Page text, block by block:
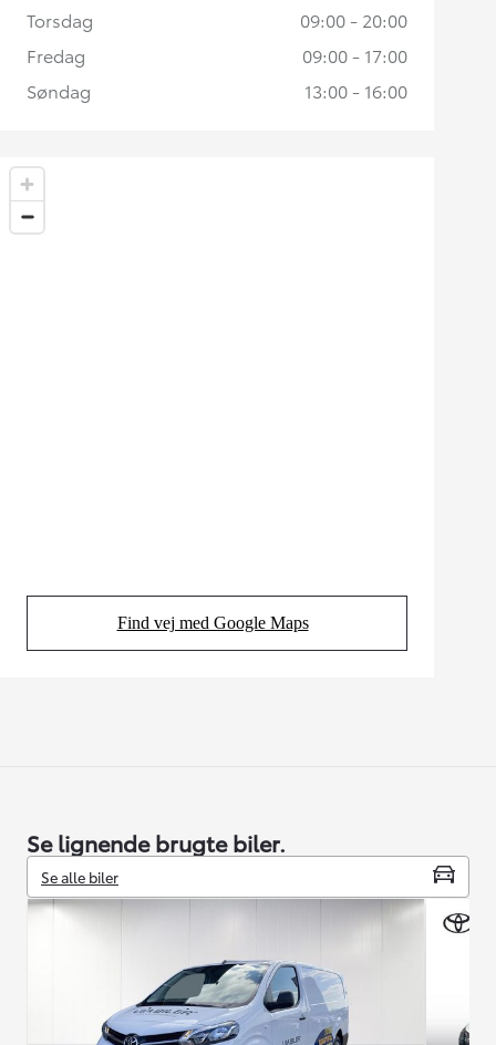
Find vej med Google Maps
(Opens in new tab)
Torsdag
09:00 - 20:00
Fredag
09:00 - 17:00
Søndag
13:00 - 16:00
Se lignende brugte biler.
Se alle biler